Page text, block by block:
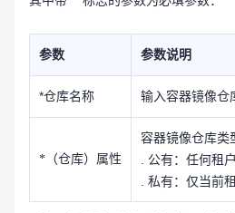
参数 参数说明
*仓库名称 输入容器镜像仓
* （仓库）属性
容器镜像仓库类
. 公有：任何租
. 私有：仅当前